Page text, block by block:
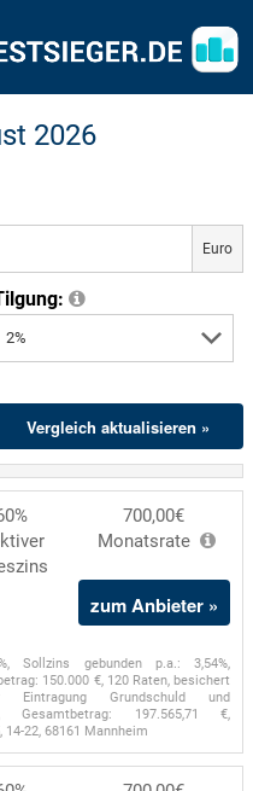
2026
Euro
700,00€
Monatsrate
zum Anbieter »
Sollzins gebunden p.a.: 3,54%,
150.000 €, 120 Raten, besichert
Eintragung Grundschuld und
Gesamtbetrag: 197.565,71 €,
22, 68161 Mannheim